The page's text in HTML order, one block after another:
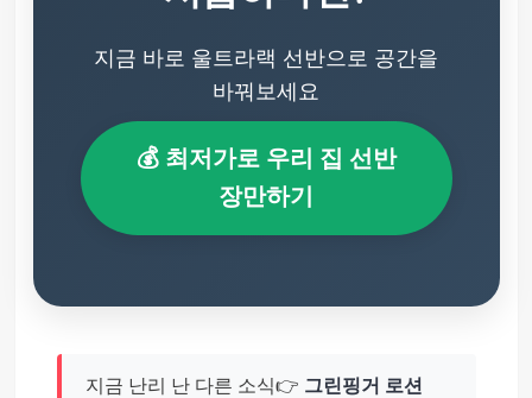
지금 바로 울트라랙 선반으로 공간을
바꿔보세요
💰 최저가로 우리 집 선반
장만하기
지금 난리 난 다른 소식👉 그린핑거 로션